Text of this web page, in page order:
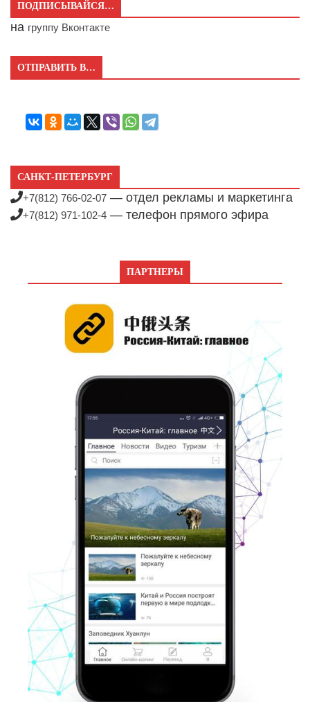
ПОДПИСЫВАЙСЯ…
на группу Вконтакте
ОТПРАВИТЬ В…
САНКТ-ПЕТЕРБУРГ
+7(812) 766-02-07 — отдел рекламы и маркетинга
+7(812) 971-102-4 — телефон прямого эфира
ПАРТНЕРЫ